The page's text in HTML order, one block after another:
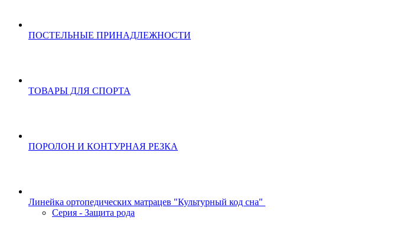
ПОСТЕЛЬНЫЕ ПРИНАДЛЕЖНОСТИ
ТОВАРЫ ДЛЯ СПОРТА
ПОРОЛОН И КОНТУРНАЯ РЕЗКА
Линейка ортопедических матрацев "Культурный код сна"
Серия - Защита рода